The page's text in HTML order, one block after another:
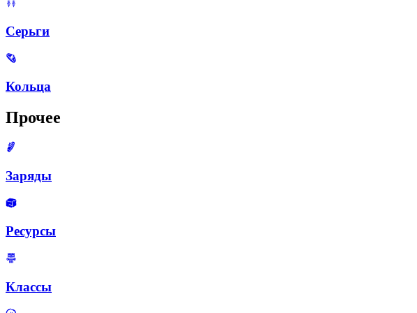
Серьги
Кольца
Прочее
Заряды
Ресурсы
Классы